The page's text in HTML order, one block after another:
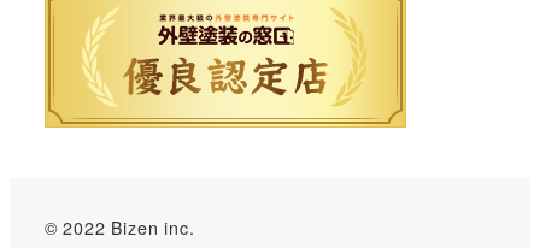
© 2022 Bizen inc.